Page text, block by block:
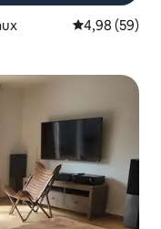
Évaluation
4,98 (59)